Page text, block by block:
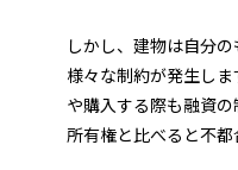
しかし、建物は自分
様々な制約が発生し
や購入する際も融資の
所有権と比べると不都